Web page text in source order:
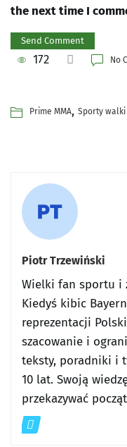
the next time I
172 No
Prime MMA, Sporty walki
Piotr Trzewiński
Wielki fan sportu i
Kiedyś kibic
reprezentacji
szacowanie i
teksty, poradniki i
10 lat. Swoją
przekazywać